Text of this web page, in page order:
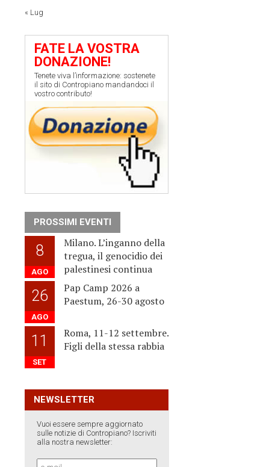
« Lug
FATE LA VOSTRA
DONAZIONE!
Tenete viva l’informazione: sostenete
il sito di Contropiano mandandoci il
vostro contributo!
PROSSIMI EVENTI
8
AGO
Milano. L’inganno della
tregua, il genocidio dei
palestinesi continua
26
AGO
Pap Camp 2026 a
Paestum, 26-30 agosto
11
SET
Roma, 11-12 settembre.
Figli della stessa rabbia
NEWSLETTER
Vuoi essere sempre aggiornato
sulle notizie di Contropiano? Iscriviti
alla nostra newsletter: